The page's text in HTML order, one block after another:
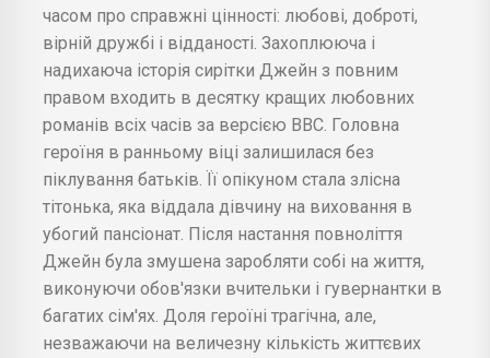
часом про справжні цінності: любові, доброті,
вірній дружбі і відданості. Захоплююча і
надихаюча історія сирітки Джейн з повним
правом входить в десятку кращих любовних
романів всіх часів за версією ВВС. Головна
героїня в ранньому віці залишилася без
піклування батьків. Її опікуном стала злісна
тітонька, яка віддала дівчину на виховання в
убогий пансіонат. Після настання повноліття
Джейн була змушена заробляти собі на життя,
виконуючи обов'язки вчительки і гувернантки в
багатих сім'ях. Доля героїні трагічна, але,
незважаючи на величезну кількість життєвих